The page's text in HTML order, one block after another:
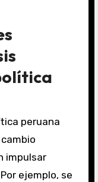
peruana
impulsar
ejemplo, se